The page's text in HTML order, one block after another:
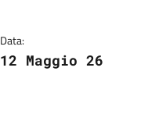
Data:
12 Maggio 26